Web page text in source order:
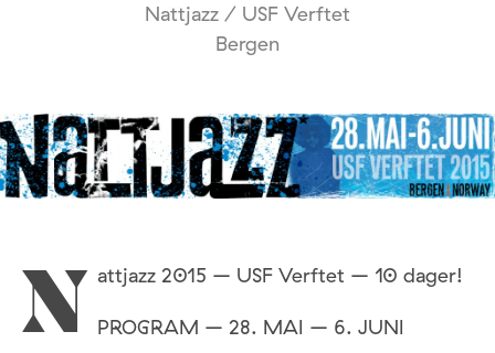
Nattjazz / USF Verftet
Bergen
N attjazz 2015 – USF Verftet – 10 dager!
PROGRAM – 28. MAI – 6. JUNI